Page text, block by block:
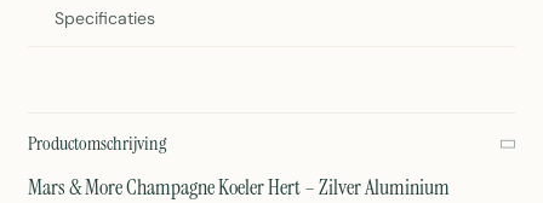
Specificaties
Productomschrijving
Mars & More Champagne Koeler Hert – Zilver Aluminium